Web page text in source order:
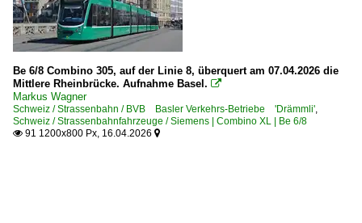
Be 6/8 Combino 305, auf der Linie 8, überquert am 07.04.2026 die
Mittlere Rheinbrücke. Aufnahme Basel. 
Markus Wagner
Schweiz / Strassenbahn / BVB Basler Verkehrs-Betriebe 'Drämmli',
Schweiz / Strassenbahnfahrzeuge / Siemens | Combino XL | Be 6/8
 91 1200x800 Px, 16.04.2026 